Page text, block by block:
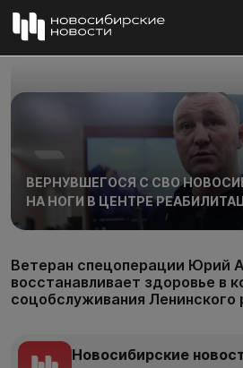
ВЕРНУВШЕГОСЯ С СВО
НА НОГИ В ЦЕНТРЕ
Ветеран спецоперации Юрий
восстанавливает здоровье в
соцобслуживания Ленинского
Новосибирские